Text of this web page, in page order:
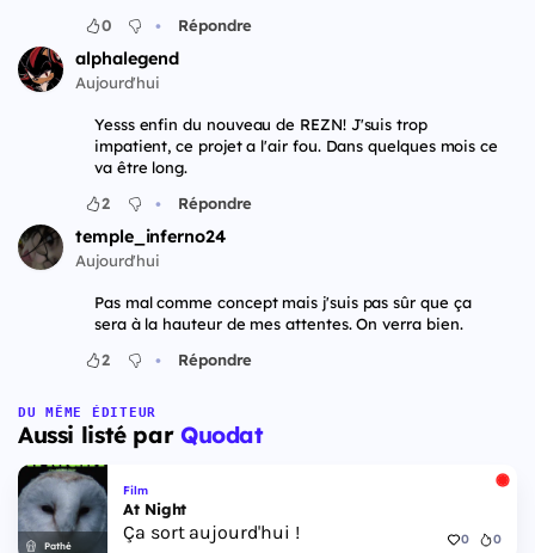
0
• Répondre
alphalegend
Aujourd'hui
Yesss enfin du nouveau de REZN! J'suis trop
impatient, ce projet a l'air fou. Dans quelques mois ce
va être long.
2
• Répondre
temple_inferno24
Aujourd'hui
Pas mal comme concept mais j'suis pas sûr que ça
sera à la hauteur de mes attentes. On verra bien.
2
• Répondre
DU MÊME ÉDITEUR
Aussi listé par Quodat
Pathé
Film
At Night
Ça sort aujourd'hui ! 0 0